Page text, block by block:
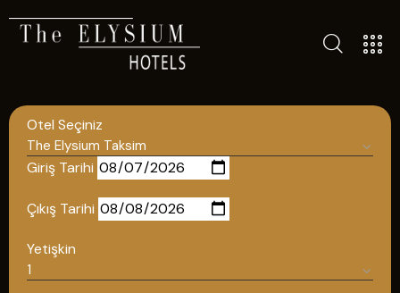
Otel Seçiniz
Giriş Tarihi
Çıkış Tarihi
Yetişkin
TÜM OTELLERIMIZ
POLITIKALAR
GIZLILIK POLITIKASI